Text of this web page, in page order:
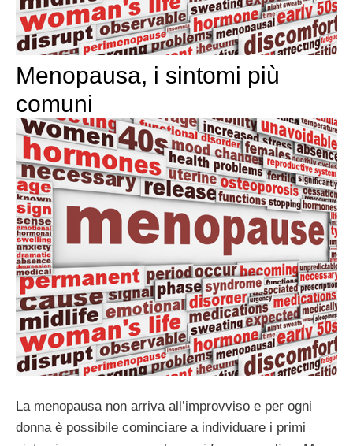
Menopausa, i sintomi più
comuni
La menopausa non arriva all’improvviso e per ogni
donna è possibile cominciare a individuare i primi